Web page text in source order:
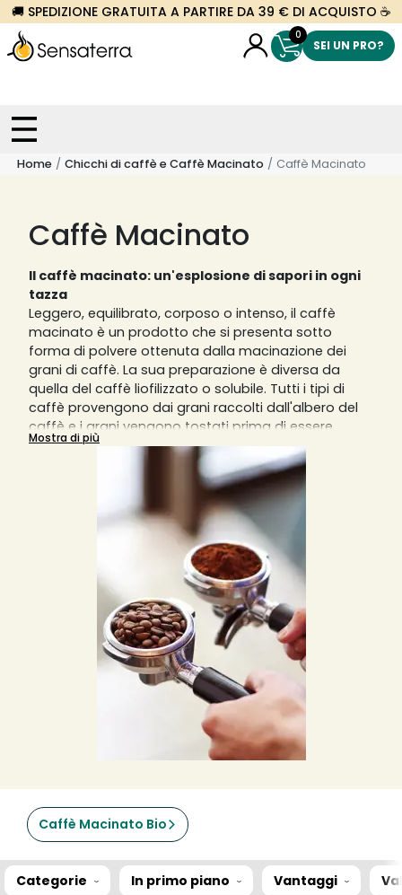
🚚 SPEDIZIONE GRATUITA A PARTIRE DA 39 € DI ACQUISTO ☕
0
SEI UN PRO?
Home Chicchi di caffè e Caffè Macinato Caffè Macinato
Caffè Macinato
Il caffè macinato: un'esplosione di sapori in ogni
tazza
Leggero, equilibrato, corposo o intenso, il caffè
macinato è un prodotto che si presenta sotto
forma di polvere ottenuta dalla macinazione dei
grani di caffè. La sua preparazione è diversa da
quella del caffè liofilizzato o solubile. Tutti i tipi di
caffè provengono dai grani raccolti dall'albero del
caffè e i grani vengono tostati prima di essere
macinati in particelle sottili per estrarre il massimo
dell'aroma. È possibile trovare diversi tipi di caffè
macinato, come biologico o aromatizzato, e ogni
tipologia di tazza o caffè che si rispetti richiede una
diversa macinatura del caffè.
Una macinatura grossa darà un risultato in tazza
diluito, mentre una macinatura fine darà un risultato
sovraccarico di aromi. La macchina da caffè
manuale richiede una macinatura molto fine,
mentre la macchina da caffè italiana
sovradeonominata Moka richiede una macinatura
più grossolana e meno fine. Le macchine da caffè a
filtro invece richiedono una macinatura medio-fine
e le macchine da caffè a pistone o slow coffee
richiedono invece una macinatura piuttosto grossa.
Solitamente, per una tazzina di caffè, si usano 7
grammi di caffè macinato o in grani, ma si può
variare la quantità in base ai propri gusti.
Mostra di più
Caffè Macinato Bio
Categorie In primo piano Vantaggi